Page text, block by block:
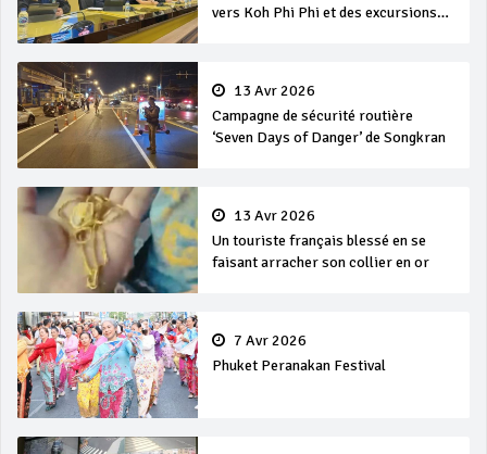
vers Koh Phi Phi et des excursions
13 Avr 2026
Campagne de sécurité routière
‘Seven Days of Danger’ de Songkran
13 Avr 2026
Un touriste français blessé en se
faisant arracher son collier en or
7 Avr 2026
Phuket Peranakan Festival